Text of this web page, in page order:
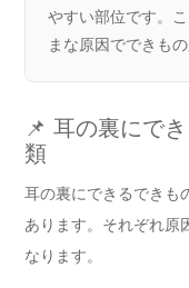
やすい部位です。
まな原因でできも
📌 耳の裏にで
類
耳の裏にできるできも
あります。それぞれ原
なります。